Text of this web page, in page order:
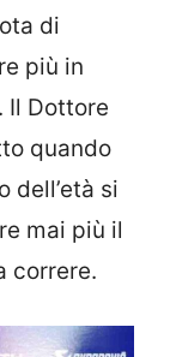
di
più in
Il Dottore
quando
dell’età si
mai più il
correre.